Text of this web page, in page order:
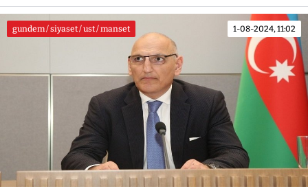
gundem / siyaset / ust / manset 1-08-2024, 11:02